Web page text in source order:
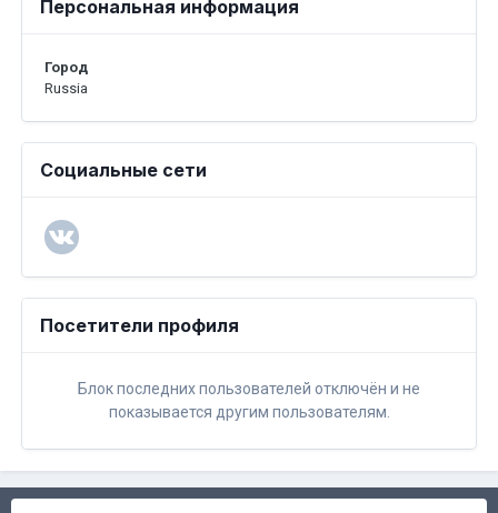
Персональная информация
Город
Russia
Социальные сети
Посетители профиля
Блок последних пользователей отключён и не
показывается другим пользователям.